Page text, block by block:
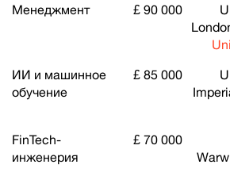
Менеджмент £ 90 000
ИИ и машинное
обучение
£ 85 000
FinTech-
инженерия
£ 70 000